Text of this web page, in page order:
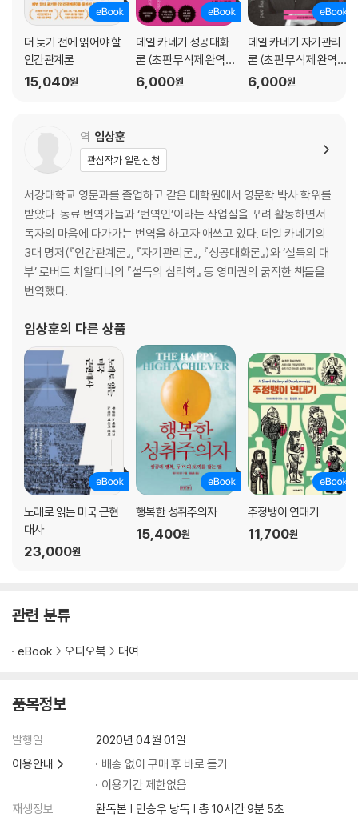
7. 개에게도 좋은 이름을 붙여 주어라
8. 고치기 쉬운 잘못처럼 보이게 하라
9. 사람들이 당신이 원하는 일을 기꺼이 하도록 만드는 방법
5부 기적 같은 결과를 낳은 편지들
6부 결혼 생활을 행복하게 만드는 7가지 비결
1. 결혼 생활의 무덤을 파는 가장 빠른 방법
2. 사랑한다면 다른 사람이 사는 방식을 인정하라
3. 이혼하고 싶다면 이렇게 하라
4. 모든 사람을 행복하게 만드는 빠른 방법
5. 여성들에게 중요한 의미를 갖는 것
6. 행복하길 원한다면 이것을 게을리하지 마라
7. ‘결혼에 무지한 사람’이 되지 마라
더 늦기 전에 읽어야 할
인간관계론
15,040원
데일 카네기 성공대화
론 (초판 무삭제 완역
본)
6,000원
데일 카네기 자기관리
론 (초판 무삭제 완역
본)
6,000원
역 임상훈
관심작가 알림신청
서강대학교 영문과를 졸업하고 같은 대학원에서 영문학 박사 학위를
받았다. 동료 번역가들과 ‘번역인’이라는 작업실을 꾸려 활동하면서
독자의 마음에 다가가는 번역을 하고자 애쓰고 있다. 데일 카네기의
3대 명저(『인간관계론』, 『자기관리론』, 『성공대화론』)와 ‘설득의 대
부’ 로버트 치알디니의 『설득의 심리학』 등 영미권의 굵직한 책들을
번역했다.
임상훈의 다른 상품
노래로 읽는 미국 근현
대사
23,000원
행복한 성취주의자
15,400원
주정뱅이 연대기
11,700원
관련 분류
eBook 오디오북 대여
품목정보
발행일
2020년 04월 01일
이용안내
배송 없이 구매 후 바로 듣기
이용기간 제한없음
재생정보
완독본 | 민승우 낭독 | 총 10시간 9분 5초